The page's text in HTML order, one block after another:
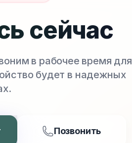
сейчас
в рабочее время для
будет в надежных
Позвонить